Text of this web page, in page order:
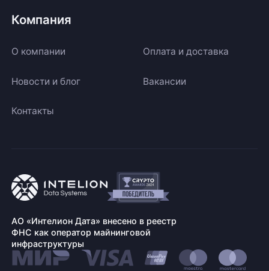
Компания
О компании Оплата и доставка
Новости и блог Вакансии
Контакты
АО «Интелион Дата» внесено в реестр
ФНС как оператор майнинговой
инфраструктуры